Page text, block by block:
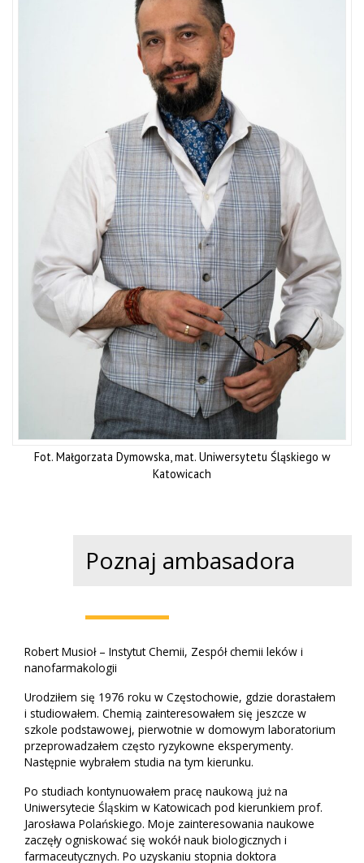
Fot. Małgorzata Dymowska, mat. Uniwersytetu Śląskiego w
Katowicach
Poznaj ambasadora
Robert Musioł – Instytut Chemii, Zespół chemii leków i
nanofarmakologii
Urodziłem się 1976 roku w Częstochowie, gdzie dorastałem
i studiowałem. Chemią zainteresowałem się jeszcze w
szkole podstawowej, pierwotnie w domowym laboratorium
przeprowadzałem często ryzykowne eksperymenty.
Następnie wybrałem studia na tym kierunku.
Po studiach kontynuowałem pracę naukową już na
Uniwersytecie Śląskim w Katowicach pod kierunkiem prof.
Jarosława Polańskiego. Moje zainteresowania naukowe
zaczęły ogniskować się wokół nauk biologicznych i
farmaceutycznych. Po uzyskaniu stopnia doktora